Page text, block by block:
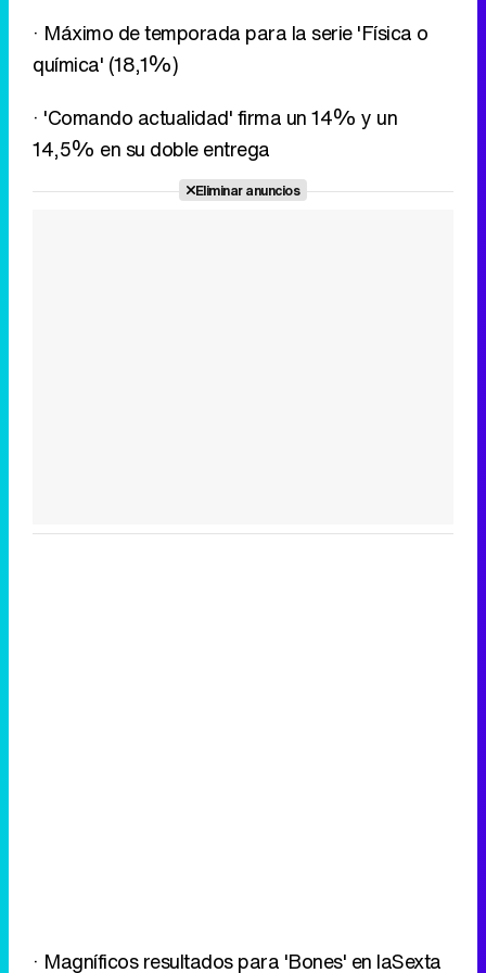
· Máximo de temporada para la serie 'Física o
química' (18,1%)
· 'Comando actualidad' firma un 14% y un
14,5% en su doble entrega
Eliminar anuncios
· Magníficos resultados para 'Bones' en laSexta